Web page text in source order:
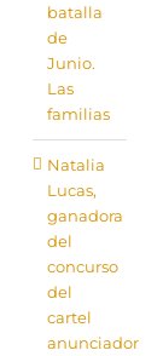
batalla
de
Junio.
Las
familias
Natalia
Lucas,
ganadora
del
concurso
del
cartel
anunciador